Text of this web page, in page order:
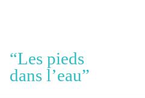
“Les pieds
dans l’eau”